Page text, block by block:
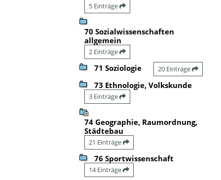
5 Einträge
70 Sozialwissenschaften
allgemein
2 Einträge
71 Soziologie 20 Einträge
73 Ethnologie, Volkskunde
3 Einträge
74 Geographie, Raumordnung,
Städtebau
21 Einträge
76 Sportwissenschaft
14 Einträge